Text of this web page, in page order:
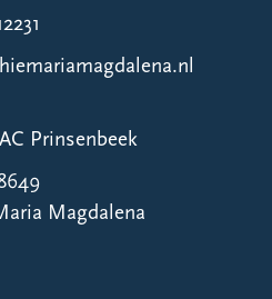
Prinsenbeek
Magdalena